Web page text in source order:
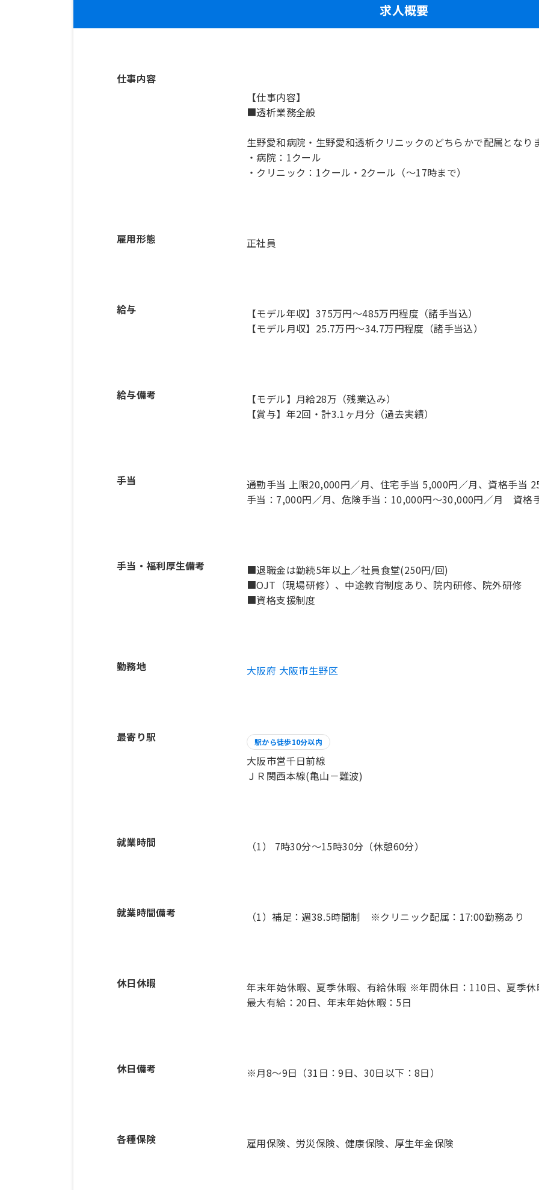
求人概要
仕事内容
【仕事内容】
■透析業務全般
生野愛和病院・生野愛和透析クリニックのどちらかで配属となり
・病院：1クール
・クリニック：1クール・2クール（～17時まで）
雇用形態 正社員
給与
【モデル年収】375万円〜485万円程度（諸手当込）
【モデル月収】25.7万円〜34.7万円程度（諸手当込）
給与備考
【モデル】月給28万（残業込み）
手当
通勤手当 上限20,000円／月、住宅手当 5,000円／月、資格手当
手当：7,000円／月、危険手当：10,000円～30,000円／月 資格
手当・福利厚生備考
■退職金は勤続5年以上／社員食堂(250円/回)
■OJT（現場研修）、中途教育制度あり、院内研修、院外研修
■資格支援制度
勤務地 大阪府 大阪市生野区
最寄り駅 駅から徒歩10分以内
大阪市営千日前線
ＪＲ関西本線(亀山－難波)
就業時間 （1） 7時30分〜15時30分（休憩60分）
就業時間備考
休日休暇
年末年始休暇、夏季休暇、有給休暇 ※年間休日：110日、夏季
最大有給：20日、年末年始休暇：5日
休日備考 ※月8～9日（31日：9日、30日以下：8日）
各種保険 雇用保険、労災保険、健康保険、厚生年金保険